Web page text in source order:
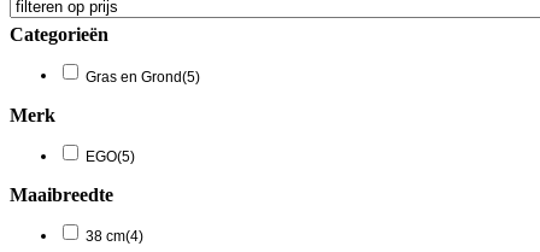
Categorieën
Gras en Grond(5)
Merk
EGO(5)
Maaibreedte
38 cm(4)